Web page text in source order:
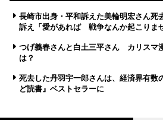
長崎市出身・平和訴えた美輪明宏さん
訴え「愛があれば 戦争なんか起こりま
つげ義春さんと白土三平さん カリスマ
は？
死去した丹羽宇一郎さんは、経済界有
ど読書』ベストセラーに